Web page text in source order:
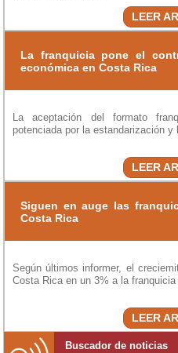
LEER
La franquicia pone el
económica en Costa Rica
La aceptación del formato
potenciada por la estandarización y
LEER
Siguen en auge las
Costa Rica
Según últimos informer, el
Costa Rica en un 3% a la franquicia
LEER
Buscador de noticias